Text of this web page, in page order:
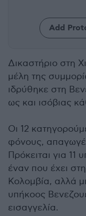
Add
Δικαστήριο στη
μέλη της
ιδρύθηκε στη
ως και ισόβιας
Οι 12
φόνους,
Πρόκειται για 11
έναν που έχει
Κολομβία, αλλά
υπήκοος
εισαγγελία.